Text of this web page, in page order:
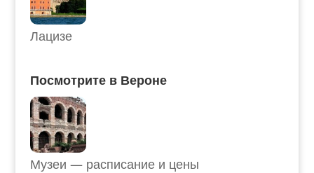
Лацизе
Посмотрите в Вероне
Музеи — расписание и цены